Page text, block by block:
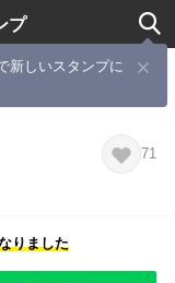
プ
新しいスタンプに
71
りました